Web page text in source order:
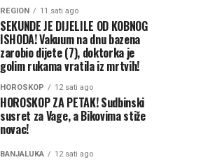
REGION 11 sati ago
SEKUNDE JE DIJELILE OD KOBNOG
ISHODA! Vakuum na dnu bazena
zarobio dijete (7), doktorka je
golim rukama vratila iz mrtvih!
HOROSKOP 12 sati ago
HOROSKOP ZA PETAK! Sudbinski
susret za Vage, a Bikovima stiže
novac!
BANJALUKA 12 sati ago